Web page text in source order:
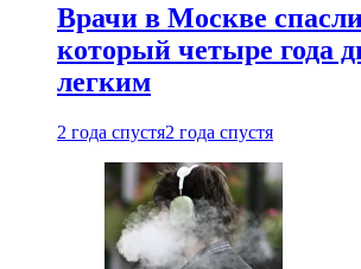
Врачи в Москве
который четыре года
легким
2 года спустя2 года спустя